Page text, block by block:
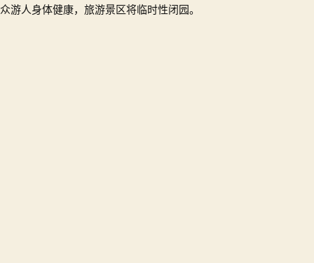
众游人身体健康，旅游景区将临时性闭园。